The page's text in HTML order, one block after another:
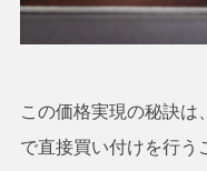
この価格実現の秘訣は
で直接買い付けを行う